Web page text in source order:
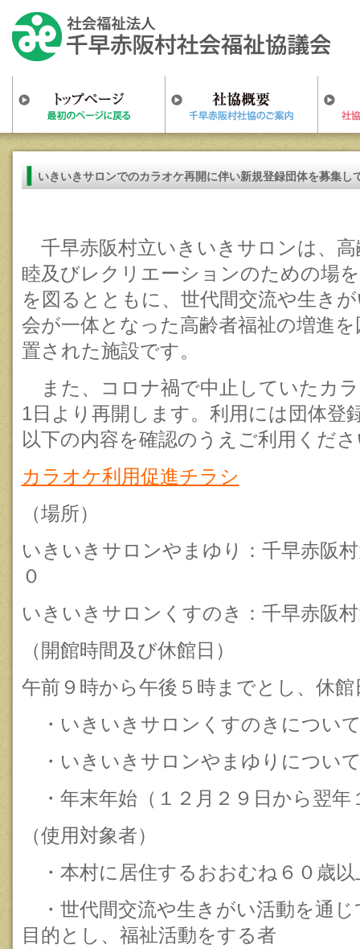
いきいきサロンでのカラオケ再開に伴い新規登録団体を募集し
千早赤阪村立いきいきサロンは、高
睦及びレクリエーションのための場
を図るとともに、世代間交流や生き
会が一体となった高齢者福祉の増進
置された施設です。
また、コロナ禍で中止していたカ
1日より再開します。利用には団体登
以下の内容を確認のうえご利用くだ
カラオケ利用促進チラシ
（場所）
いきいきサロンやまゆり：千早赤阪
０
いきいきサロンくすのき：千早赤阪
（開館時間及び休館日）
午前９時から午後５時までとし、休
・いきいきサロンくすのきについ
・いきいきサロンやまゆりについ
・年末年始（１２月２９日から翌年
（使用対象者）
・本村に居住するおおむね６０歳以
・世代間交流や生きがい活動を通じ
目的とし、福祉活動をする者